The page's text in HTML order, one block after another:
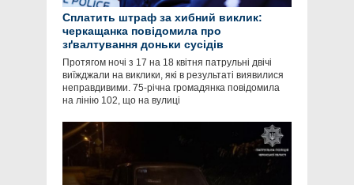
Сплатить штраф за хибний виклик:
черкащанка повідомила про
зґвалтування доньки сусідів
Протягом ночі з 17 на 18 квітня патрульні двічі
виїжджали на виклики, які в результаті виявилися
неправдивими. 75-річна громадянка повідомила
на лінію 102, що на вулиці